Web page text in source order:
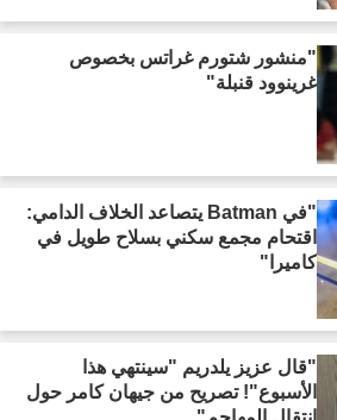
"منشور شتورم غراتس بخصوص
غرينوود قنبلة"
"في Batman يتصاعد الخلاف الدامي:
اقتحام مجمع سكني بسلاح طويل في
كاميرا"
"قال عزيز يلدريم "سينتهي هذا
الأسبوع"! تصريح من جيهان كامر حول